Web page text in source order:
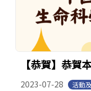
【恭賀】恭賀
2023-07-28 活動